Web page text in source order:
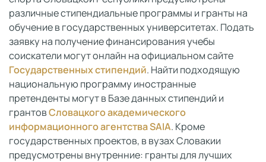
различные стипендиальные программы и гранты на
обучение в государственных университетах. Подать
заявку на получение финансирования учебы
соискатели могут онлайн на официальном сайте
Государственных стипендий. Найти подходящую
национальную программу иностранные
претенденты могут в Базе данных стипендий и
грантовСловацкого академического
информационного агентства SAIA. Кроме
государственных проектов, в вузах Словакии
предусмотрены внутренние: гранты для лучших